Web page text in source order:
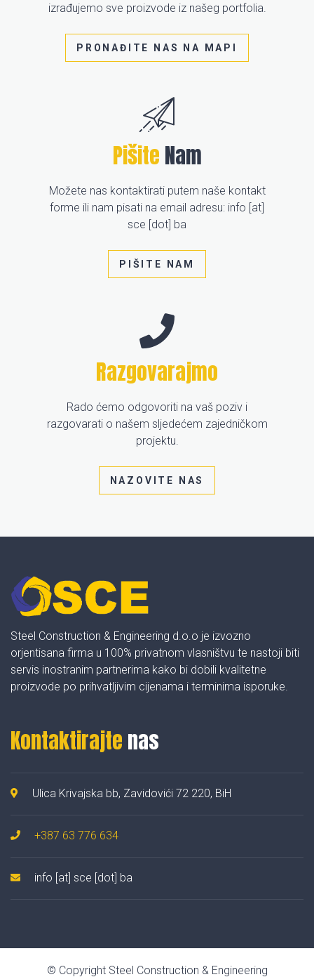
izrađujemo sve proizvode iz našeg portfolia.
PRONAĐITE NAS NA MAPI
Pišite Nam
Možete nas kontaktirati putem naše kontakt
forme ili nam pisati na email adresu: info [at]
sce [dot] ba
PIŠITE NAM
Razgovarajmo
Rado ćemo odgovoriti na vaš poziv i
razgovarati o našem sljedećem zajedničkom
projektu.
NAZOVITE NAS
Steel Construction & Engineering d.o.o je izvozno
orjentisana firma u 100% privatnom vlasništvu te nastoji biti
servis inostranim partnerima kako bi dobili kvalitetne
proizvode po prihvatljivim cijenama i terminima isporuke.
Kontaktirajte nas
Ulica Krivajska bb, Zavidovići 72 220, BiH
+387 63 776 634
info [at] sce [dot] ba
© Copyright Steel Construction & Engineering